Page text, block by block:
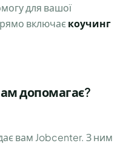
для вашої
включаєкоучинг
допомагає?
вам Jobcenter. З ним